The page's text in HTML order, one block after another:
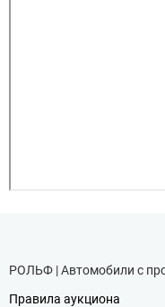
РОЛЬФ | Автомобили с
Правила аукциона